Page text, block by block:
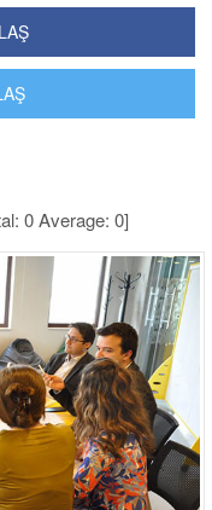
0Average: 0]